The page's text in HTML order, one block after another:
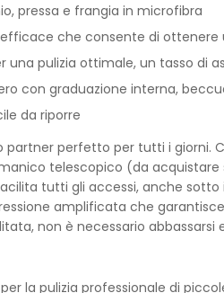
pressa e frangia in microfibra
che consente di ottenere
una pulizia ottimale, un tasso
con graduazione interna,
da riporre
partner perfetto per tutti i
telescopico (da
tutti gli accessi, anche sotto
amplificata che
non è necessario
la pulizia professionale di